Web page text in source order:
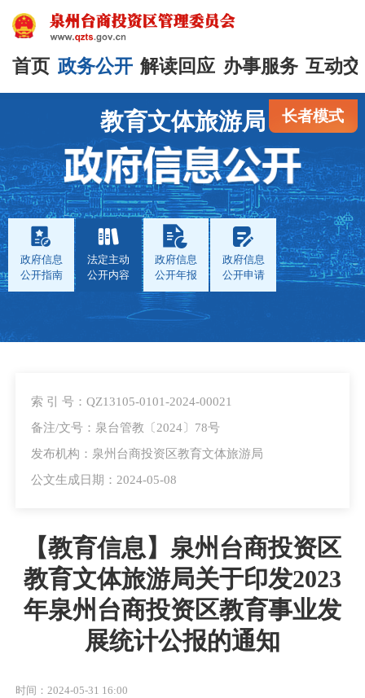
首页 政务公开 解读回应 办事服务 互动
长者模式
教育文体旅游局
政府信息
公开指南
法定主动
公开内容
政府信息
公开年报
政府信息
公开申请
索 引 号：QZ13105-0101-2024-00021
备注/文号：泉台管教〔2024〕78号
发布机构：泉州台商投资区教育文体旅游局
公文生成日期：2024-05-08
【教育信息】泉州台商投资区
教育文体旅游局关于印发2023
年泉州台商投资区教育事业发
展统计公报的通知
时间：2024-05-31 16:00